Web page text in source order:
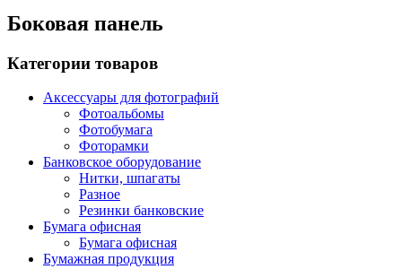
Боковая панель
Категории товаров
Аксессуары для фотографий
Фотоальбомы
Фотобумага
Фоторамки
Банковское оборудование
Нитки, шпагаты
Разное
Резинки банковские
Бумага офисная
Бумага офисная
Бумажная продукция